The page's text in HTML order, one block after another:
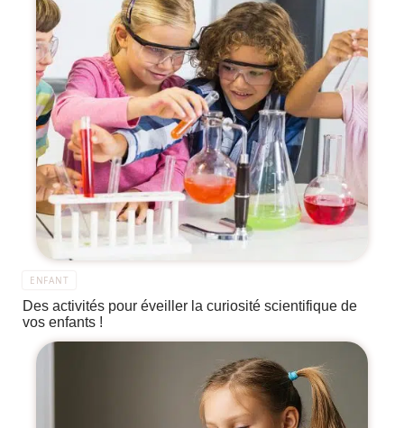
ENFANT
Des activités pour éveiller la curiosité scientifique de
vos enfants !